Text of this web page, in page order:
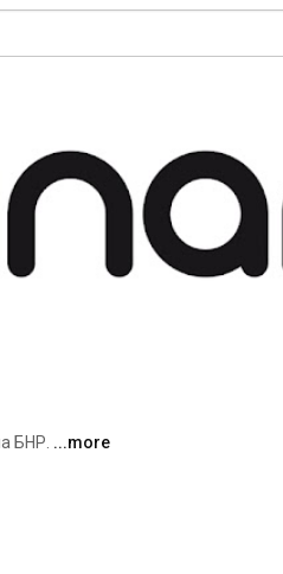
БНР. ...more